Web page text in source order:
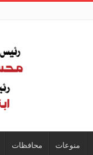
منوعات محافظات